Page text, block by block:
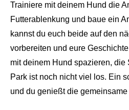
Trainiere mit deinem Hund die
Futterablenkung und baue ein
kannst du euch beide auf den
vorbereiten und eure
mit deinem Hund spazieren, die
Park ist noch nicht viel los. Ein
und du genießt die gemeinsame